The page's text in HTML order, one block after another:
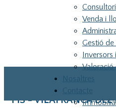
Guia pel teu
Venda i
Gestió
Inversors
Valoració
Nosaltres
Contacte
PIS - VILAFRANCA DEL